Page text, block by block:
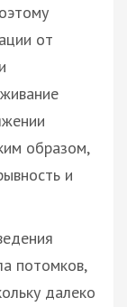
от
образом,
и
потомков,
далеко